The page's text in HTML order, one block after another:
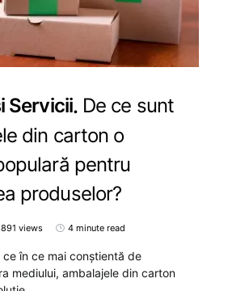
Servicii De ce sunt
din carton o
pentru
produselor?
891 views 4 minute read
în ce mai conștientă de
mediului, ambalajele din carton